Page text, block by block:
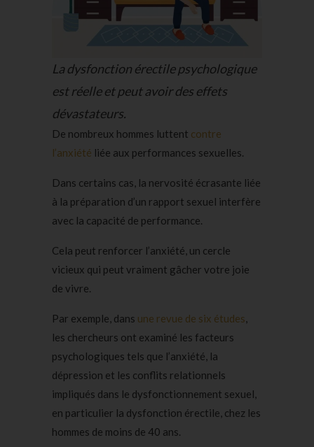
La dysfonction érectile psychologique
est réelle et peut avoir des effets
dévastateurs.
De nombreux hommes luttent contre
l’anxiété liée aux performances sexuelles.
Dans certains cas, la nervosité écrasante liée
à la préparation d’un rapport sexuel interfère
avec la capacité de performance.
Cela peut renforcer l’anxiété, un cercle
vicieux qui peut vraiment gâcher votre joie
de vivre.
Par exemple, dans une revue de six études,
les chercheurs ont examiné les facteurs
psychologiques tels que l’anxiété, la
dépression et les conflits relationnels
impliqués dans le dysfonctionnement sexuel,
en particulier la dysfonction érectile, chez les
hommes de moins de 40 ans.